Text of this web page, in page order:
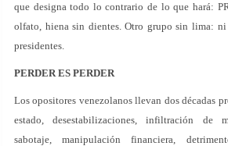
que designa todo lo contrario de lo que hará:
olfato, hiena sin dientes. Otro grupo sin lima: ni
presidentes.
PERDER ES PERDER
Los opositores venezolanos llevan dos décadas
estado, desestabilizaciones, infiltración de
sabotaje, manipulación financiera,